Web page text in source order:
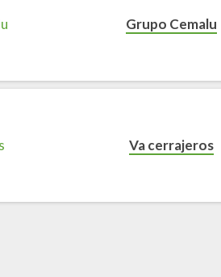
Grupo Cemalu
Va cerrajeros